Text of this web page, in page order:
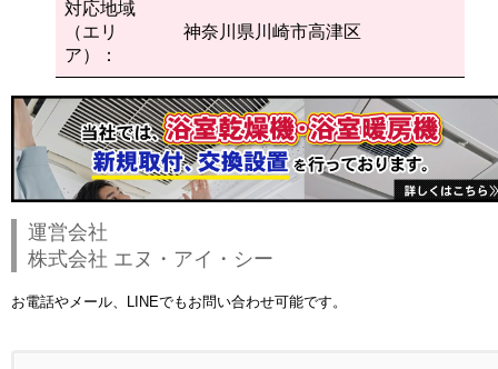
対応地域
（エリ
ア）：
神奈川県川崎市高津区
運営会社
株式会社 エヌ・アイ・シー
お電話やメール、LINEでもお問い合わせ可能です。